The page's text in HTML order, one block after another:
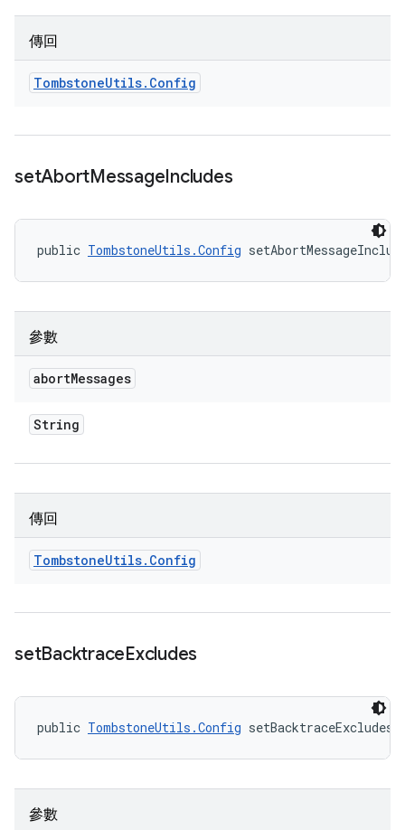
傳回
TombstoneUtils. Config
setAbortMessageIncludes
public TombstoneUtils.Config
參數
abortMessages
String
傳回
TombstoneUtils. Config
setBacktraceExcludes
public TombstoneUtils.Config setBacktraceExcludes
參數